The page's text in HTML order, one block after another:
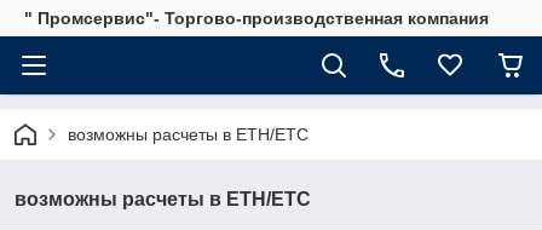
" Промсервис"- Торгово-производственная компания
возможны расчеты в ETH/ETC
возможны расчеты в ETH/ETC